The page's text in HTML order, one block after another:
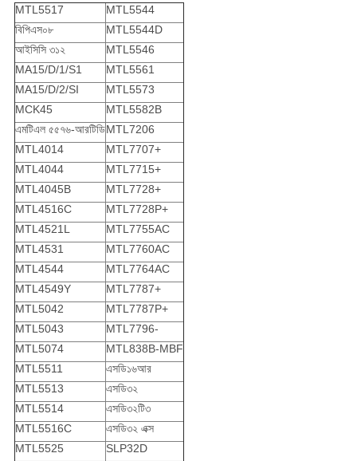
MTL5517
MTL5544
বিপিএস০৮
MTL5544D
আইসিসি ৩১২
MTL5546
MA15/D/1/S1
MTL5561
MA15/D/2/SI
MTL5573
MCK45
MTL5582B
এমটিএল ৫৫৭৬-আরটিডিMTL7206
MTL4014
MTL7707+
MTL4044
MTL7715+
MTL4045B
MTL7728+
MTL4516C
MTL7728P+
MTL4521L
MTL7755AC
MTL4531
MTL7760AC
MTL4544
MTL7764AC
MTL4549Y
MTL7787+
MTL5042
MTL7787P+
MTL5043
MTL7796-
MTL5074
MTL838B-MBF
MTL5511
এসডি১৬আর
MTL5513
এসডি৩২
MTL5514
এসডি৩২টি৩
MTL5516C
এসডি৩২ এক্স
MTL5525
SLP32D